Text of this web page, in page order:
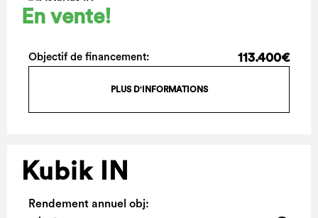
En vente!
Objectif de financement: 113.400€
PLUS D'INFORMATIONS
Kubik IN
Rendement annuel obj: